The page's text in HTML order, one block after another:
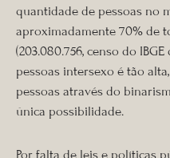
quantidade de pessoas no
aproximadamente 70% de
(203.080.756, censo do
pessoas intersexo é tão
pessoas através do
única possibilidade.
Por falta de leis e políticas